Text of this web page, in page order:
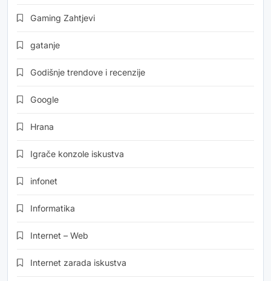
Gaming Zahtjevi
gatanje
Godišnje trendove i recenzije
Google
Hrana
Igrače konzole iskustva
infonet
Informatika
Internet – Web
Internet zarada iskustva